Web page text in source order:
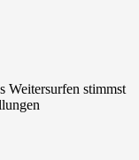
Weitersurfen stimmst